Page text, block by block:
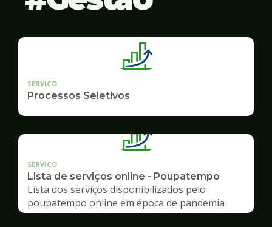
SERVICO
Processos Seletivos
SERVICO
Lista de serviços online - Poupatempo
Lista dos serviços disponibilizados pelo
poupatempo online em época de pandemia